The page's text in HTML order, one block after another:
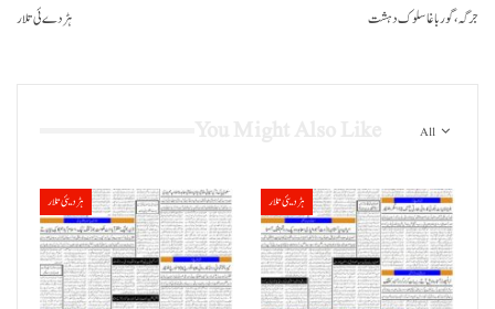
ہڑدے ئی تلار جرگہ، گوربا غا سلوک دہشت
All
ہڑدیئی تلار ہڑدیئی تلار